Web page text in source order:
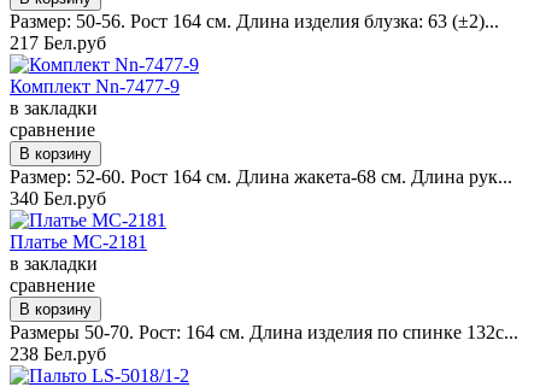
Размер: 50-56. Рост 164 см. Длина изделия блузка: 63 (±2)...
217 Бел.руб
Комплект Nn-7477-9
в закладки
сравнение
Размер: 52-60. Рост 164 см. Длина жакета-68 см. Длина рук...
340 Бел.руб
Платье MC-2181
в закладки
сравнение
Размеры 50-70. Рост: 164 см. Длина изделия по спинке 132с...
238 Бел.руб